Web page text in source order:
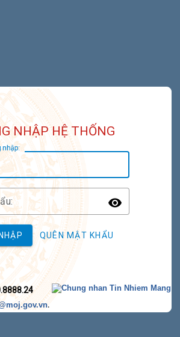
NHẬP HỆ THỐNG
nhập:
Toggle
QUÊN MẬT KHẨU
.